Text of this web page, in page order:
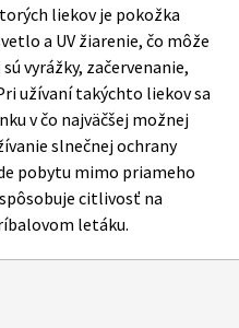
liekov je pokožka
a UV žiarenie, čo môže
vyrážky, začervenanie,
užívaní takýchto liekov sa
v čo najväčšej možnej
slnečnej ochrany
pobytu mimo priameho
citlivosť na
letáku.